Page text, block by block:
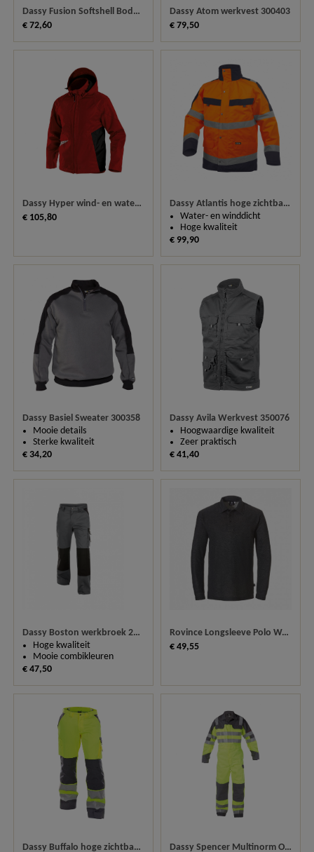
Dassy Fusion Softshell Bodywarmer 350111
€ 72,60
Dassy Atom werkvest 300403
€ 79,50
Dassy Hyper wind- en waterdichte jas 300404
€ 105,80
Dassy Atlantis hoge zichtbaarheidsparka 300346
Water- en winddicht
Hoge kwaliteit
€ 99,90
Dassy Basiel Sweater 300358
Mooie details
Sterke kwaliteit
€ 34,20
Dassy Avila Werkvest 350076
Hoogwaardige kwaliteit
Zeer praktisch
€ 41,40
Dassy Boston werkbroek 200426 (245 gm²)
Hoge kwaliteit
Mooie combikleuren
€ 47,50
Rovince Longsleeve Polo Workerline 117.002
€ 49,55
Dassy Buffalo hoge zichtbaarheidsbroek 200431 Dassy Spencer Multinorm Overall met reflectie 100380